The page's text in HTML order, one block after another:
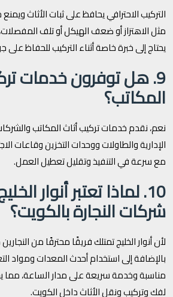
التركيب الاحترافي يحافظ على ثبات الأثاث
مثل الاهتزاز أو ضعف الهيكل أو تلف
يحتاج إلى خبرة خاصة أثناء التركيب للحفاظ
9. هل توفرون خدمات
المكاتب؟
نعم، نقدم خدمات تركيب أثاث المكاتب
الإدارية والطاولات ووحدات التخزين وقاعات
مع سرعة في التنفيذ وتقليل تعطيل العمل.
10. لماذا تعتبر أنوار
شركات النجارة بالكويت؟
لأن أنوار الخليج تمتلك فريقًا محترفًا من
بالإضافة إلى استخدام أحدث المعدات ومواد
مناسبة وخدمة سريعة على مدار الساعة، مما
لفك وتركيب ونقل الأثاث داخل الكويت.